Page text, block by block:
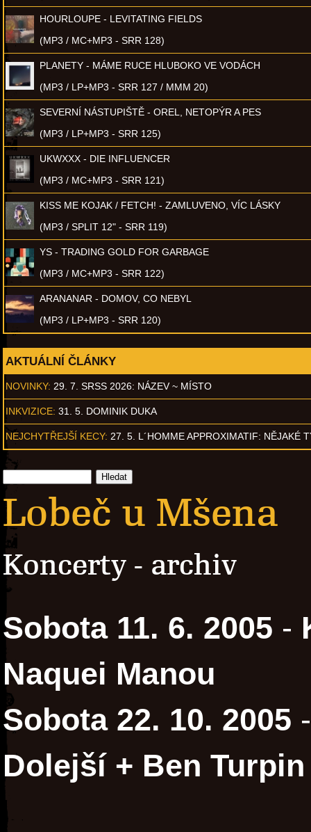
HOURLOUPE - LEVITATING FIELDS
(MP3 / MC+MP3 - SRR 128)
PLANETY - MÁME RUCE HLUBOKO VE VODÁCH
(MP3 / LP+MP3 - SRR 127 / MMM 20)
SEVERNÍ NÁSTUPIŠTĚ - OREL, NETOPÝR A PES
(MP3 / LP+MP3 - SRR 125)
UKWXXX - DIE INFLUENCER
(MP3 / MC+MP3 - SRR 121)
KISS ME KOJAK / FETCH! - ZAMLUVENO, VÍC LÁSKY
(MP3 / SPLIT 12" - SRR 119)
YS - TRADING GOLD FOR GARBAGE
(MP3 / MC+MP3 - SRR 122)
ARANANAR - DOMOV, CO NEBYL
(MP3 / LP+MP3 - SRR 120)
AKTUÁLNÍ ČLÁNKY
NOVINKY: 29. 7. SRSS 2026: NÁZEV ~ MÍSTO
INKVIZICE: 31. 5. DOMINIK DUKA
NEJCHYTŘEJŠÍ KECY: 27. 5. L´HOMME APPROXIMATIF: NĚJAKÉ
Lobeč u Mšena
Koncerty - archiv
Sobota 11. 6. 2005 -
Naquei Manou
Sobota 22. 10. 2005
Dolejší + Ben Turpin